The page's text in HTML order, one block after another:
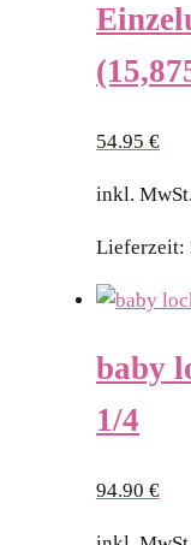
54.95 €
inkl. MwSt.
Lieferzeit:
baby
1/4
94.90 €